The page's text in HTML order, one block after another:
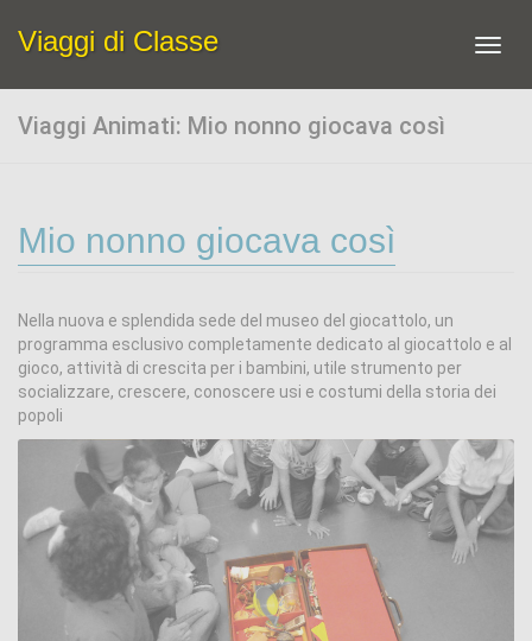
Viaggi di Classe
Viaggi Animati: Mio nonno giocava così
Mio nonno giocava così
Nella nuova e splendida sede del museo del giocattolo, un
programma esclusivo completamente dedicato al giocattolo e al
gioco, attività di crescita per i bambini, utile strumento per
socializzare, crescere, conoscere usi e costumi della storia dei
popoli